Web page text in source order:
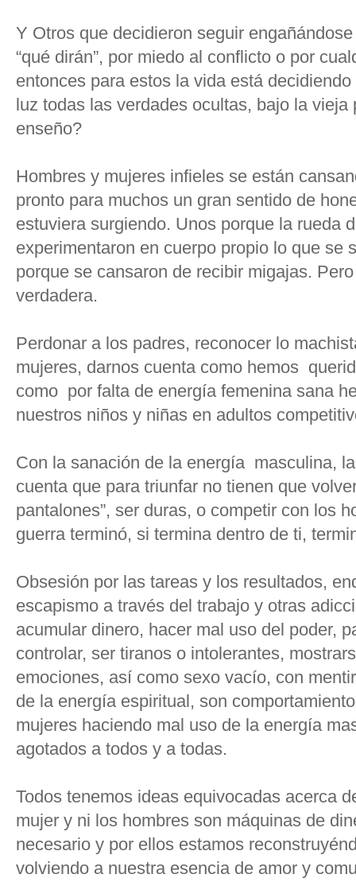
Y Otros que decidieron seguir
“qué dirán”, por miedo al conflicto o por
entonces para estos la vida está
luz todas las verdades ocultas, bajo la
enseño?
Hombres y mujeres infieles se están
pronto para muchos un gran sentido de
estuviera surgiendo. Unos porque la rueda
experimentaron en cuerpo propio lo que se
porque se cansaron de recibir migajas.
verdadera.
Perdonar a los padres, reconocer lo
mujeres, darnos cuenta como hemos
como por falta de energía femenina sana
nuestros niños y niñas en adultos
Con la sanación de la energía masculina,
cuenta que para triunfar no tienen que
pantalones”, ser duras, o competir con los
guerra terminó, si termina dentro de ti,
Obsesión por las tareas y los resultados,
escapismo a través del trabajo y otras
acumular dinero, hacer mal uso del poder,
controlar, ser tiranos o intolerantes,
emociones, así como sexo vacío, con
de la energía espiritual, son
mujeres haciendo mal uso de la energía
agotados a todos y a todas.
Todos tenemos ideas equivocadas acerca
mujer y ni los hombres son máquinas de
necesario y por ellos estamos
volviendo a nuestra esencia de amor y